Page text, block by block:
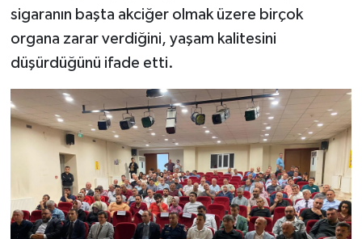
sigaranın başta akciğer olmak üzere birçok
organa zarar verdiğini, yaşam kalitesini
düşürdüğünü ifade etti.